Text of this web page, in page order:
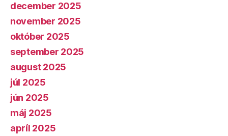
december 2025
november 2025
október 2025
september 2025
august 2025
júl 2025
jún 2025
máj 2025
apríl 2025